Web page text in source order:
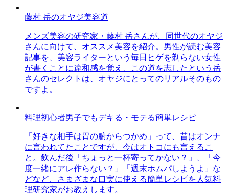
藤村 岳のオヤジ美容道
メンズ美容の研究家・藤村 岳さんが、同世代のオヤジ
さんに向けて、オススメ美容を紹介。男性が読む美容
記事を、美容ライターという毎日ヒゲを剃らない女性
が書くことに違和感を覚え、この道を志したという岳
さんのセレクトは、オヤジにとってのリアルそのもの
ですよ。
料理初心者男子でもデキる・モテる簡単レシピ
「好きな相手は胃の腑からつかめ」って、昔はオンナ
に言われてたことですが、今はオトコにも言えるこ
と。飲んだ後「ちょっと一杯寄ってかない？」、「今
度一緒にアレ作らない？」「週末ホムパしようよ」な
どなど、さまざまな口実に使える簡単レシピを人気料
理研究家がお教えします。